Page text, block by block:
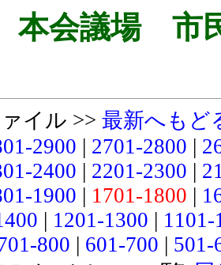
会議場 市
イル >> 最新へもど
2900 | 2701-2800 |
2400 | 2201-2300 |
1900 | 1701-1800 |
| 1201-1300 |
800 | 601-700 |